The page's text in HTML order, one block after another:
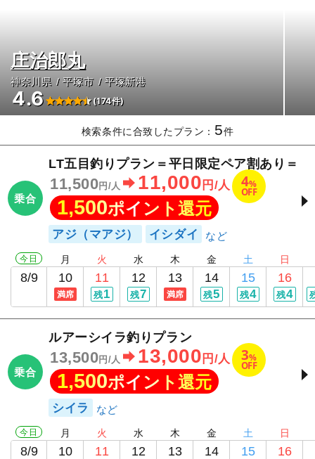
庄治郎丸
神奈川県 平塚市 平塚新港
4.6 (174件)
検索条件に合致したプラン： 5件
乗合
LT五目釣りプラン＝平日限定ペア割あり＝
11,500円/人 11,000 円/人 4%
OFF
1,500ポイント還元
アジ（マアジ） イシダイ
今日
8/9
月
10
満席
火
11
残1
水
12
残7
木
13
満席
金
14
残5
土
15
残4
日
16
残4
乗合
ルアーシイラ釣りプラン
13,500 円/人 13,000 円/人 3%
OFF
1,500ポイント還元
シイラ
今日
8/9
月
10
火
11
水
12
木
13
金
14
土
15
日
16